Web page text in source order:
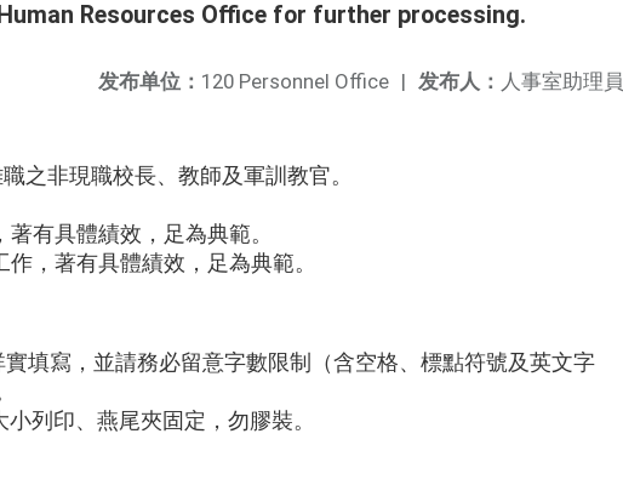
Resources Office for further processing.
发布人： 人事室助理員
发布单位： 120 Personnel Office |
之非現職校長、教師及軍訓教官。
有具體績效，足為典範。
，著有具體績效，足為典範。
寫，並請務必留意字數限制（含空格、標點符號及英文字
列印、燕尾夾固定，勿膠裝。